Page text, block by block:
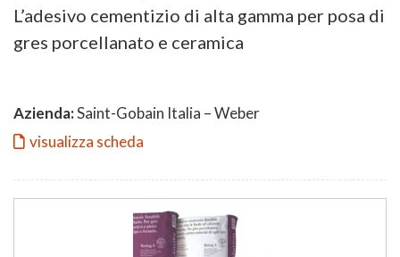
L’adesivo cementizio di alta gamma per posa di
gres porcellanato e ceramica
Azienda:Saint-Gobain Italia – Weber
visualizza scheda